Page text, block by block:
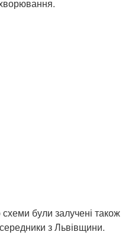
були залучені
з Львівщини.